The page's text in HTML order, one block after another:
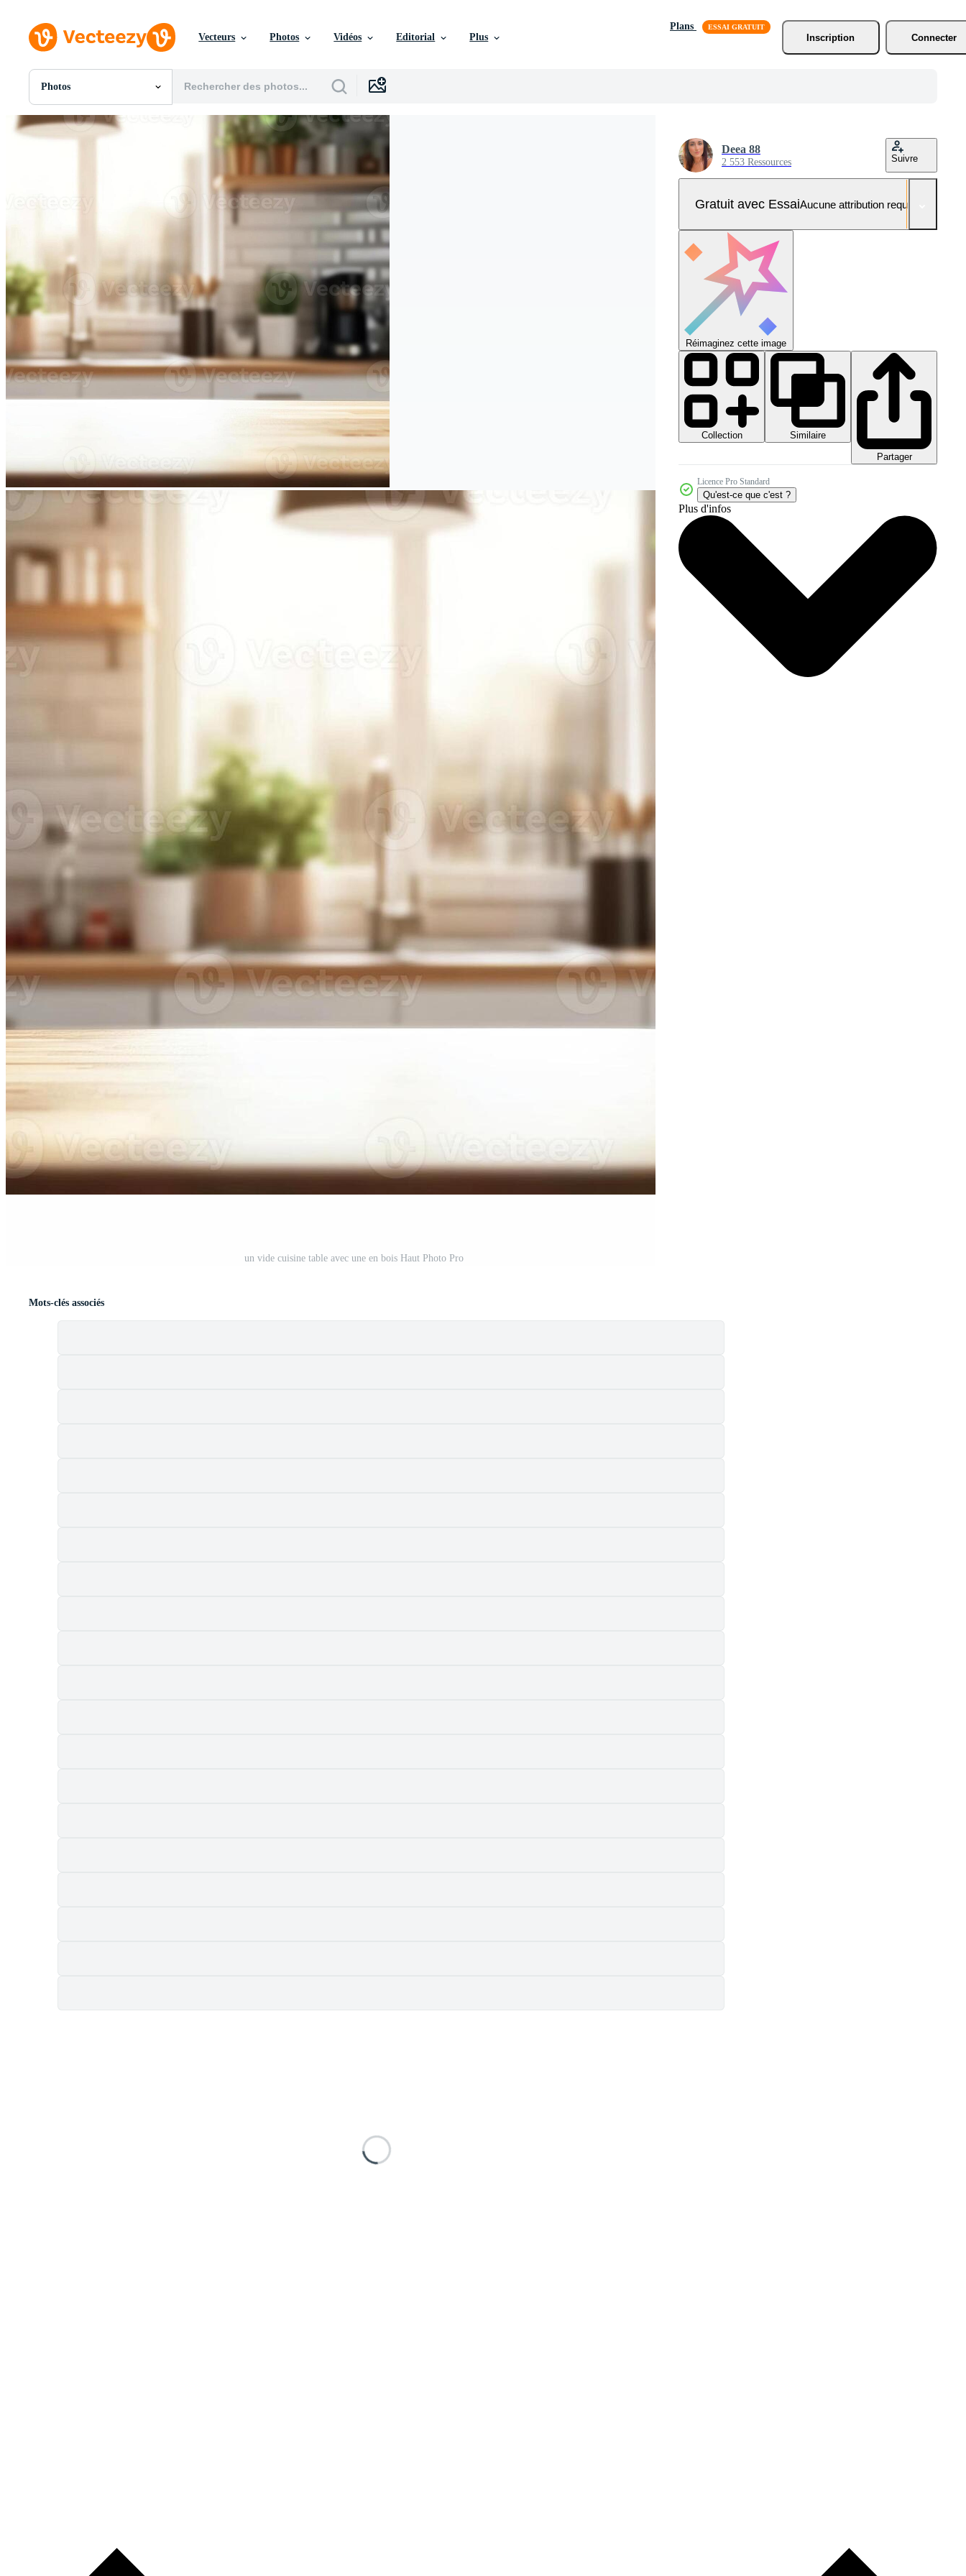
Vecteurs Photos Vidéos Editorial Plus
Plans
Inscription
Connecter
Photos
Toutes Images
Photos
PNGs
Images Éditoriales
un vide cuisine table avec une en bois Haut Photo Pro
Deea 88
2 553 Ressources Suivre
Gratuit avec EssaiAucune attribution requise
Réimaginez cette image
Collection
Similaire
Partager
Licence Pro Standard
Qu'est-ce que c'est ?
Plus d'infos
Mots-clés associés